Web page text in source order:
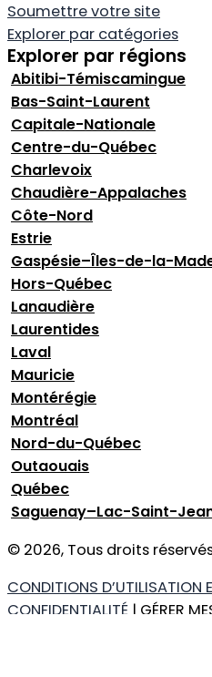
Soumettre votre site
Explorer par catégories
Explorer par régions
Abitibi-Témiscamingue
Bas-Saint-Laurent
Capitale-Nationale
Centre-du-Québec
Charlevoix
Chaudière-Appalaches
Côte-Nord
Estrie
Gaspésie–Îles-de-la-
Hors-Québec
Lanaudière
Laurentides
Laval
Mauricie
Montérégie
Montréal
Nord-du-Québec
Outaouais
Québec
Saguenay–Lac-Saint-
© 2026, Tous droits
CONDITIONS D’UTILISATION
CONFIDENTIALITÉ | GÉRER